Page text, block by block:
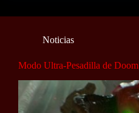
Noticias
Modo Ultra-Pesadilla de Doom